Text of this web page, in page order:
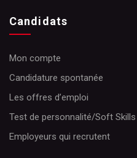
Candidats
Mon compte
Candidature spontanée
Les offres d’emploi
Test de personnalité/Soft Skills
Employeurs qui recrutent